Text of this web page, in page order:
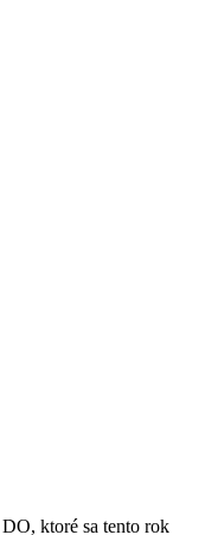
ktoré sa tento rok